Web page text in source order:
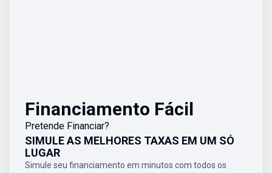
Financiamento Fácil
Pretende Financiar?
SIMULE AS MELHORES TAXAS EM UM SÓ
LUGAR
Simule seu financiamento em minutos com todos os